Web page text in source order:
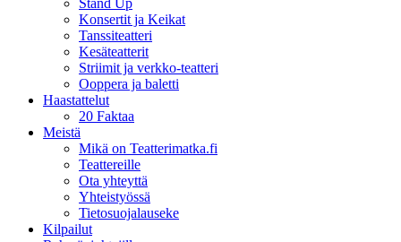
Stand Up
Konsertit ja Keikat
Tanssiteatteri
Kesäteatterit
Striimit ja verkko-teatteri
Ooppera ja baletti
Haastattelut
20 Faktaa
Meistä
Mikä on Teatterimatka.fi
Teattereille
Ota yhteyttä
Yhteistyössä
Tietosuojalauseke
Kilpailut